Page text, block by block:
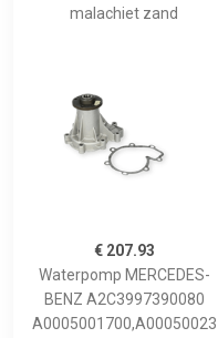
malachiet zand
€ 207.93
Waterpomp MERCEDES-
BENZ A2C3997390080
A0005001700,A00050023